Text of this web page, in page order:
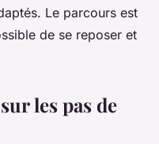
Le parcours est
de se reposer et
les pas de